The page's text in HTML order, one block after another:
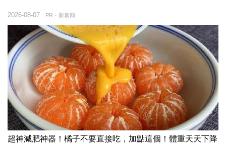
PR・新素簡
2026-08-07
超神減肥神器！橘子不要直接吃，加點這個！體重天天下降